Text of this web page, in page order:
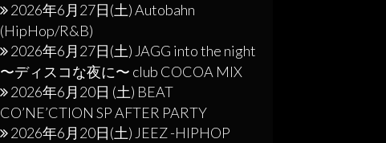
2026年6月27日(土) Autobahn
(HipHop/R&B)
2026年6月27日(土) JAGG into the night
〜ディスコな夜に〜 club COCOA MIX
2026年6月20日 (土) BEAT
CO’NE’CTION SP AFTER PARTY
2026年6月20日(土) JEEZ -HIPHOP